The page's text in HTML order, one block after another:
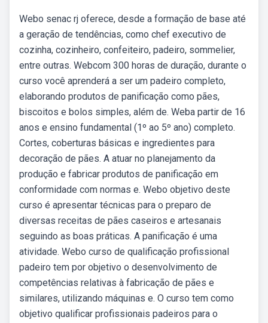
Webo senac rj oferece, desde a formação de base até
a geração de tendências, como chef executivo de
cozinha, cozinheiro, confeiteiro, padeiro, sommelier,
entre outras. Webcom 300 horas de duração, durante o
curso você aprenderá a ser um padeiro completo,
elaborando produtos de panificação como pães,
biscoitos e bolos simples, além de. Weba partir de 16
anos e ensino fundamental (1º ao 5º ano) completo.
Cortes, coberturas básicas e ingredientes para
decoração de pães. A atuar no planejamento da
produção e fabricar produtos de panificação em
conformidade com normas e. Webo objetivo deste
curso é apresentar técnicas para o preparo de
diversas receitas de pães caseiros e artesanais
seguindo as boas práticas. A panificação é uma
atividade. Webo curso de qualificação profissional
padeiro tem por objetivo o desenvolvimento de
competências relativas à fabricação de pães e
similares, utilizando máquinas e. O curso tem como
objetivo qualificar profissionais padeiros para o